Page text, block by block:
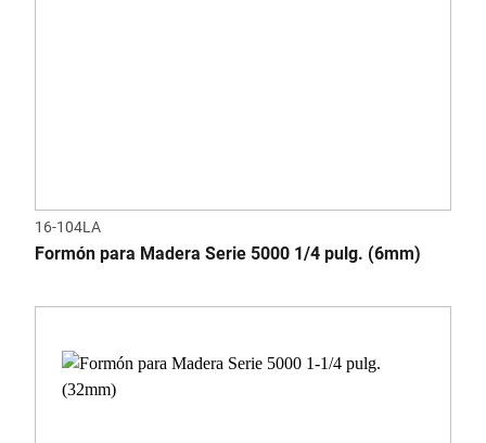
16-104LA
Formón para Madera Serie 5000 1/4 pulg. (6mm)